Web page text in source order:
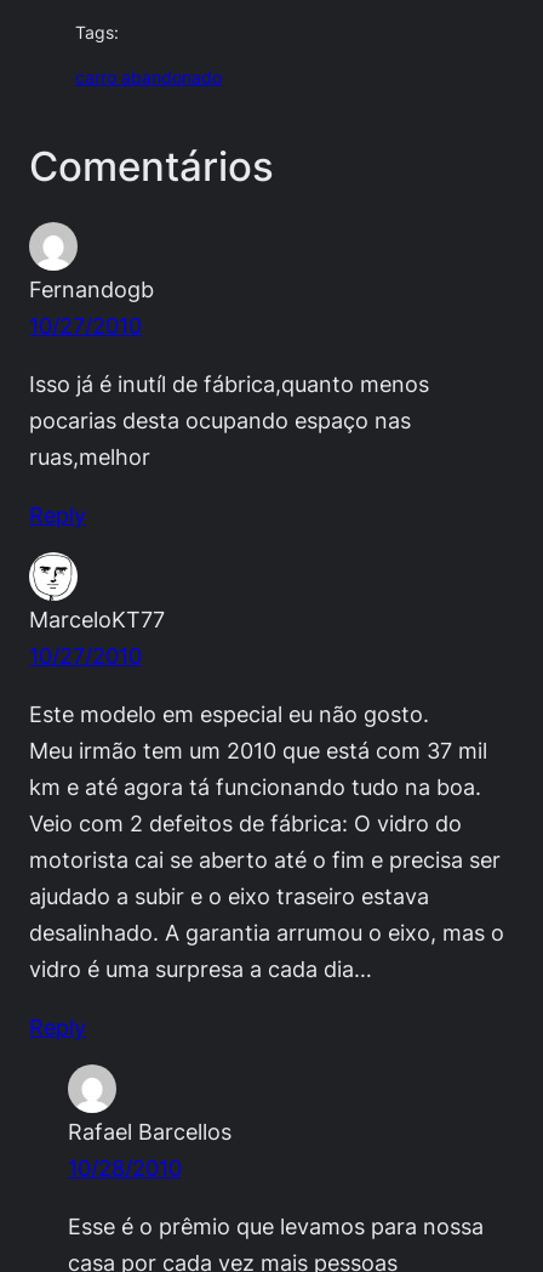
Tags:
carro abandonado
Comentários
Fernandogb
10/27/2010
Isso já é inutíl de fábrica,quanto menos
pocarias desta ocupando espaço nas
ruas,melhor
Reply
MarceloKT77
10/27/2010
Este modelo em especial eu não gosto.
Meu irmão tem um 2010 que está com 37 mil
km e até agora tá funcionando tudo na boa.
Veio com 2 defeitos de fábrica: O vidro do
motorista cai se aberto até o fim e precisa ser
ajudado a subir e o eixo traseiro estava
desalinhado. A garantia arrumou o eixo, mas o
vidro é uma surpresa a cada dia…
Reply
Rafael Barcellos
10/28/2010
Esse é o prêmio que levamos para nossa
casa por cada vez mais pessoas